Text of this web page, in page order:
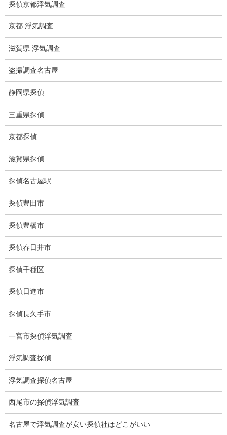
盗撮犯防止対策調査
痴漢防止対策調査
下着窃盗犯防止対策調査
猫犬の捜索
所在調査
身元調査
人探し
浮気調査特別プラン
ストーカー関連調査料金
所在調査 家出調査料金
猫の捜索調査料金
報告書サンプル
調査事例
お礼の言葉
調査料金のご質問
探偵京都浮気調査
京都 浮気調査
滋賀県 浮気調査
盗撮調査名古屋
静岡県探偵
三重県探偵
京都探偵
滋賀県探偵
探偵名古屋駅
探偵豊田市
探偵豊橋市
探偵春日井市
探偵千種区
探偵日進市
探偵長久手市
一宮市探偵浮気調査
浮気調査探偵
浮気調査探偵名古屋
西尾市の探偵浮気調査
名古屋で浮気調査が安い探偵社はどこがいい